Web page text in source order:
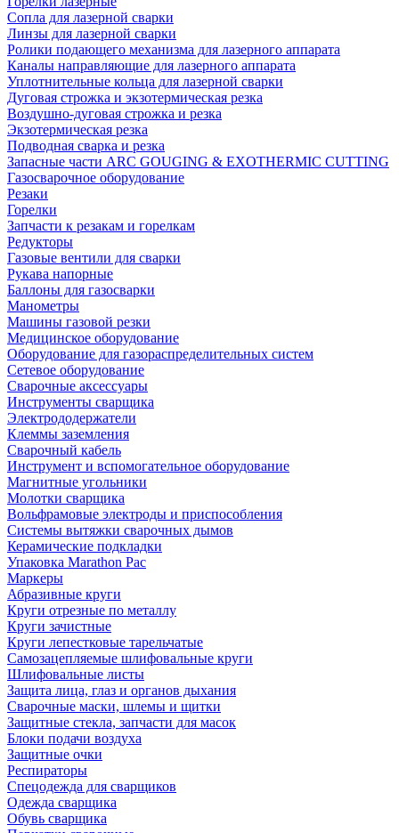
Сопла для лазерной сварки
Линзы для лазерной сварки
Ролики подающего механизма для лазерного аппарата
Каналы направляющие для лазерного аппарата
Уплотнительные кольца для лазерной сварки
Дуговая строжка и экзотермическая резка
Воздушно-дуговая строжка и резка
Экзотермическая резка
Подводная сварка и резка
Запасные части ARC GOUGING & EXOTHERMIC CUTTING
Газосварочное оборудование
Резаки
Горелки
Запчасти к резакам и горелкам
Редукторы
Газовые вентили для сварки
Рукава напорные
Баллоны для газосварки
Манометры
Машины газовой резки
Медицинское оборудование
Оборудование для газораспределительных систем
Сетевое оборудование
Сварочные аксессуары
Инструменты сварщика
Электрододержатели
Клеммы заземления
Сварочный кабель
Инструмент и вспомогательное оборудование
Магнитные угольники
Молотки сварщика
Вольфрамовые электроды и приспособления
Системы вытяжки сварочных дымов
Керамические подкладки
Упаковка Marathon Pac
Маркеры
Абразивные круги
Круги отрезные по металлу
Круги зачистные
Круги лепестковые тарельчатые
Самозацепляемые шлифовальные круги
Шлифовальные листы
Защита лица, глаз и органов дыхания
Сварочные маски, шлемы и щитки
Защитные стекла, запчасти для масок
Блоки подачи воздуха
Защитные очки
Респираторы
Спецодежда для сварщиков
Одежда сварщика
Обувь сварщика